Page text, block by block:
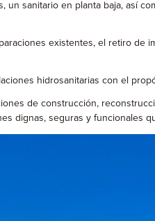
sanitario en planta baja, así
existentes, el retiro
hidrosanitarias con el
de construcción,
dignas, seguras y funcionales